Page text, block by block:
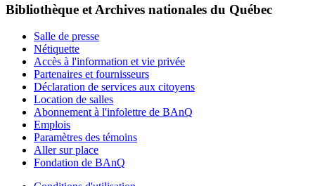
Bibliothèque et Archives nationales du Québec
Salle de presse
Nétiquette
Accès à l'information et vie privée
Partenaires et fournisseurs
Déclaration de services aux citoyens
Location de salles
Abonnement à l'infolettre de BAnQ
Emplois
Paramètres des témoins
Aller sur place
Fondation de BAnQ